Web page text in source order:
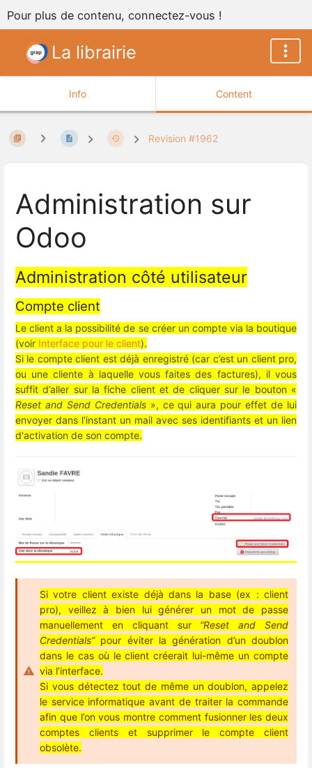
Pour plus de contenu, connectez-vous !
La librairie
Info Content
Revision #1962
Administration sur
Odoo
Administration côté utilisateur
Compte client
Le client a la possibilité de se créer un compte via la boutique
(voir Interface pour le client).
Si le compte client est déjà enregistré (car c’est un client pro,
ou une cliente à laquelle vous faites des factures), il vous
suffit d’aller sur la fiche client et de cliquer sur le bouton «
Reset and Send Credentials», ce qui aura pour effet de lui
envoyer dans l'instant un mail avec ses identifiants et un lien
d'activation de son compte.
Si votre client existe déjà dans la base (ex : client
pro), veillez à bien lui générer un mot de passe
manuellement en cliquant sur “Reset and Send
Credentials”pour éviter la génération d’un doublon
dans le cas où le client créerait lui-même un compte
via l’interface.
Si vous détectez tout de même un doublon, appelez
le service informatique avant de traiter la commande
afin que l’on vous montre comment fusionner les deux
comptes clients et supprimer le compte client
obsolète.